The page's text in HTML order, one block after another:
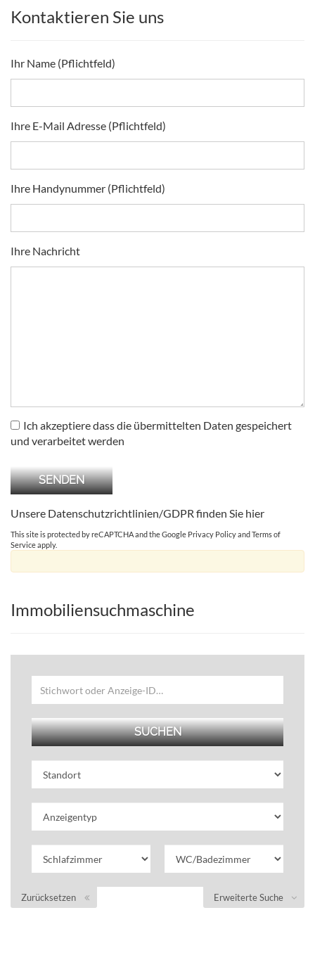
Kontaktieren Sie uns
Ihr Name (Pflichtfeld)
Ihre E-Mail Adresse (Pflichtfeld)
Ihre Handynummer (Pflichtfeld)
Ihre Nachricht
Ich akzeptiere dass die übermittelten Daten gespeichert
und verarbeitet werden
Unsere Datenschutzrichtlinien/GDPR finden Sie hier
This site is protected by reCAPTCHA and the Google Privacy PolicyandTerms of
Serviceapply.
Immobiliensuchmaschine
Erweiterte Suche
Zurücksetzen